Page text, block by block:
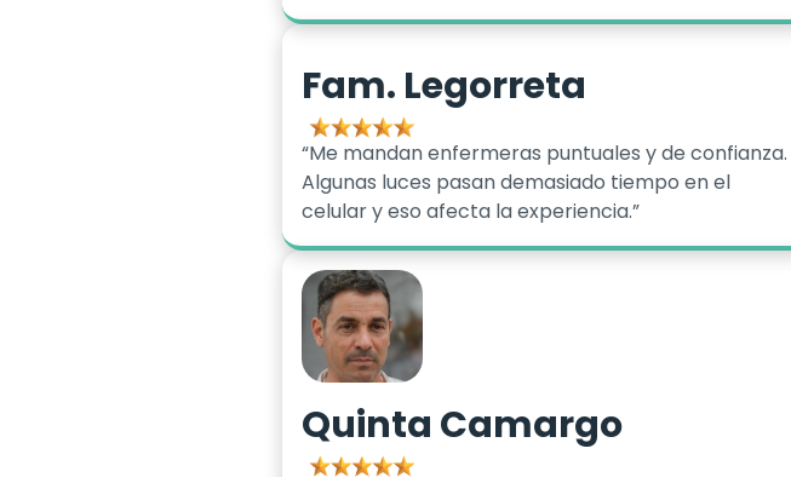
Fam. Legorreta
“Me mandan enfermeras puntuales y de confianza.
Algunas luces pasan demasiado tiempo en el
celular y eso afecta la experiencia.”
Quinta Camargo